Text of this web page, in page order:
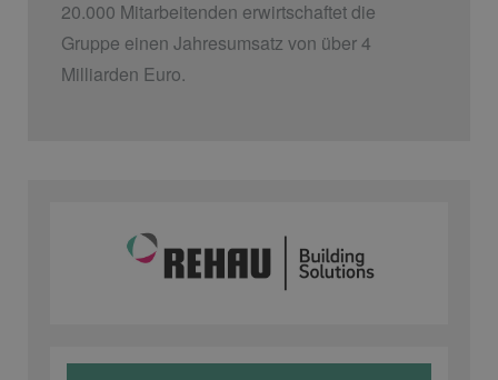
20.000 Mitarbeitenden erwirtschaftet die
Gruppe einen Jahresumsatz von über 4
Milliarden Euro.